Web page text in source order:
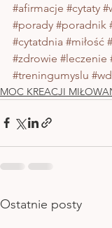
#afirmacje #cytaty
#porady #poradnik
#cytatdnia #miłość
#zdrowie #leczenie
#treningumyslu
MOC KREACJI
Ostatnie posty